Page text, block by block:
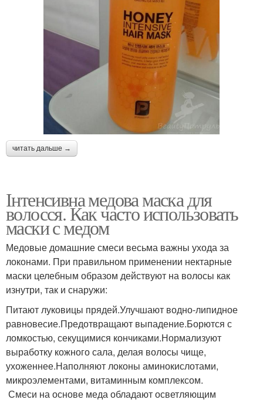
читать дальше →
Інтенсивна медова маска для
волосся. Как часто использовать
маски с медом
Медовые домашние смеси весьма важны ухода за
локонами. При правильном применении нектарные
маски целебным образом действуют на волосы как
изнутри, так и снаружи:
Питают луковицы прядей.Улучшают водно-липидное
равновесие.Предотвращают выпадение.Борются с
ломкостью, секущимися кончиками.Нормализуют
выработку кожного сала, делая волосы чище,
ухоженнее.Наполняют локоны аминокислотами,
микроэлементами, витаминным комплексом.
Смеси на основе меда обладают осветляющим